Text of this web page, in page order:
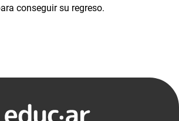
conseguir su regreso.